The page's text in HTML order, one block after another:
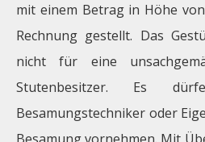
mit einem Betrag in Höhe
Rechnung gestellt. Das
nicht für eine
Stutenbesitzer. Es
Besamungstechniker oder